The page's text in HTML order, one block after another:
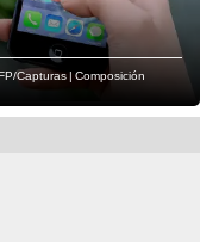
Capturas | Composición